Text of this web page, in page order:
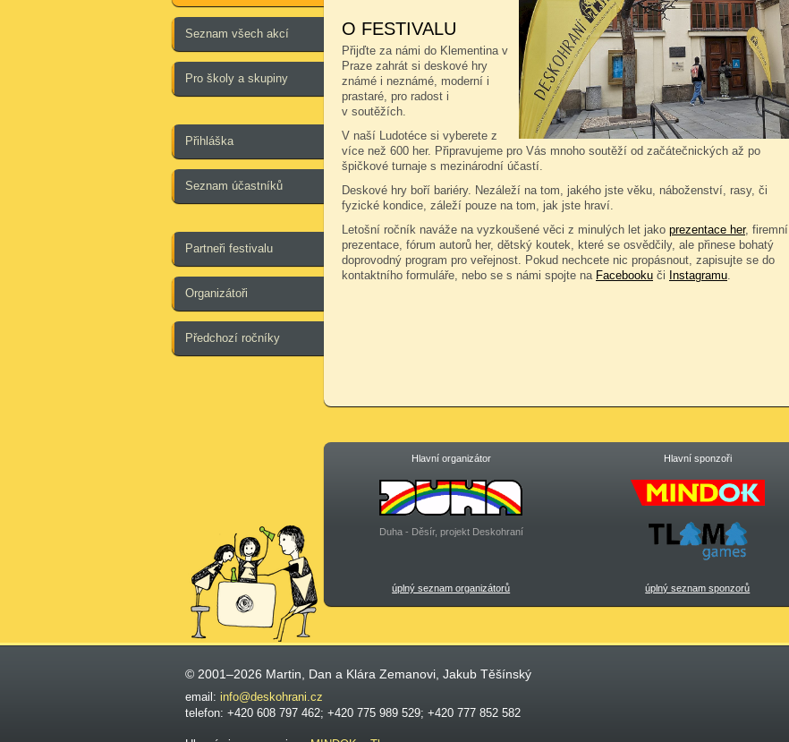
Seznam všech akcí
Pro školy a skupiny
Přihláška
Seznam účastníků
Partneři festivalu
Organizátoři
Předchozí ročníky
O FESTIVALU
Přijďte za námi do Klementina v
Praze zahrát si deskové hry
známé i neznámé, moderní i
prastaré, pro radost i
v soutěžích.
V naší Ludotéce si vyberete z
více než 600 her. Připravujeme pro Vás mnoho soutěží od začátečnických až po
špičkové turnaje s mezinárodní účastí.
Deskové hry boří bariéry. Nezáleží na tom, jakého jste věku, náboženství, rasy, či
fyzické kondice, záleží pouze na tom, jak jste hraví.
Letošní ročník naváže na vyzkoušené věci z minulých let jako prezentace her, firemní
prezentace, fórum autorů her, dětský koutek, které se osvědčily, ale přinese bohatý
doprovodný program pro veřejnost. Pokud nechcete nic propásnout, zapisujte se do
kontaktního formuláře, nebo se s námi spojte na Facebooku či Instagramu.
Hlavní organizátor Hlavní sponzoři
Duha - Děsír, projekt Deskohraní
úplný seznam organizátorů úplný seznam sponzorů
© 2001–2026 Martin, Dan a Klára Zemanovi, Jakub Těšínský
email: info@deskohrani.cz
telefon: +420 608 797 462; +420 775 989 529; +420 777 852 582